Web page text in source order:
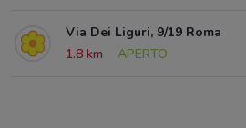
Via Dei Liguri, 9/19 Roma
1.8 km
APERTO